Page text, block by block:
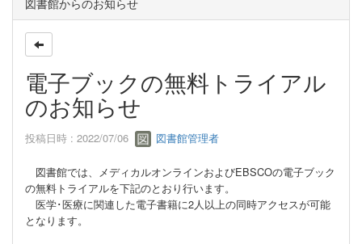
電子ブックの無料トライアル
のお知らせ
投稿日時 : 2022/07/06 図書館管理者
図書館では、メディカルオンラインおよびEBSCOの電子ブック
の無料トライアルを下記のとおり行います。
医学･医療に関連した電子書籍に2人以上の同時アクセスが可能
となります。